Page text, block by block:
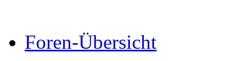
Foren-Übersicht